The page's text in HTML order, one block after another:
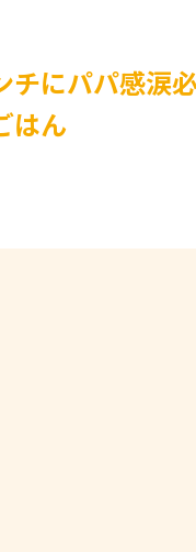
にパパ感涙
はん